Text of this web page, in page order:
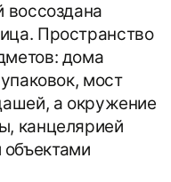
воссоздана
Пространство
дома
мост
а окружение
канцелярией